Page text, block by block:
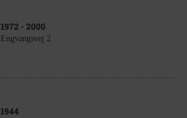
1972 - 2000
Engvangsvej 2
1944